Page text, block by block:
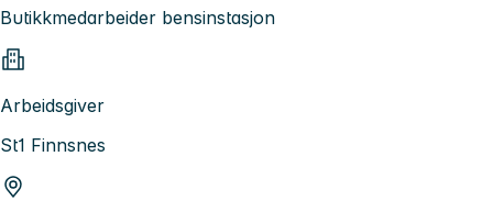
Butikkmedarbeider bensinstasjon
Arbeidsgiver
St1 Finnsnes